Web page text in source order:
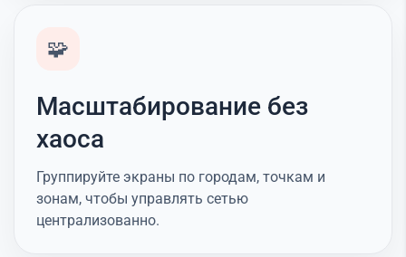
🧩
Масштабирование без
хаоса
Группируйте экраны по городам, точкам и
зонам, чтобы управлять сетью
централизованно.